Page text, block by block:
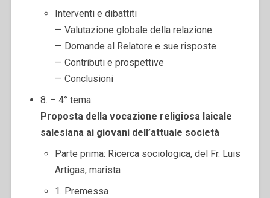
Interventi e dibattiti
— Valutazione globale della relazione
— Domande al Relatore e sue risposte
— Contributi e prospettive
— Conclusioni
8. – 4° tema:
Proposta della vocazione religiosa laicale
salesiana ai giovani dell’attuale società
Parte prima: Ricerca sociologica, del Fr. Luis
Artigas, marista
1. Premessa